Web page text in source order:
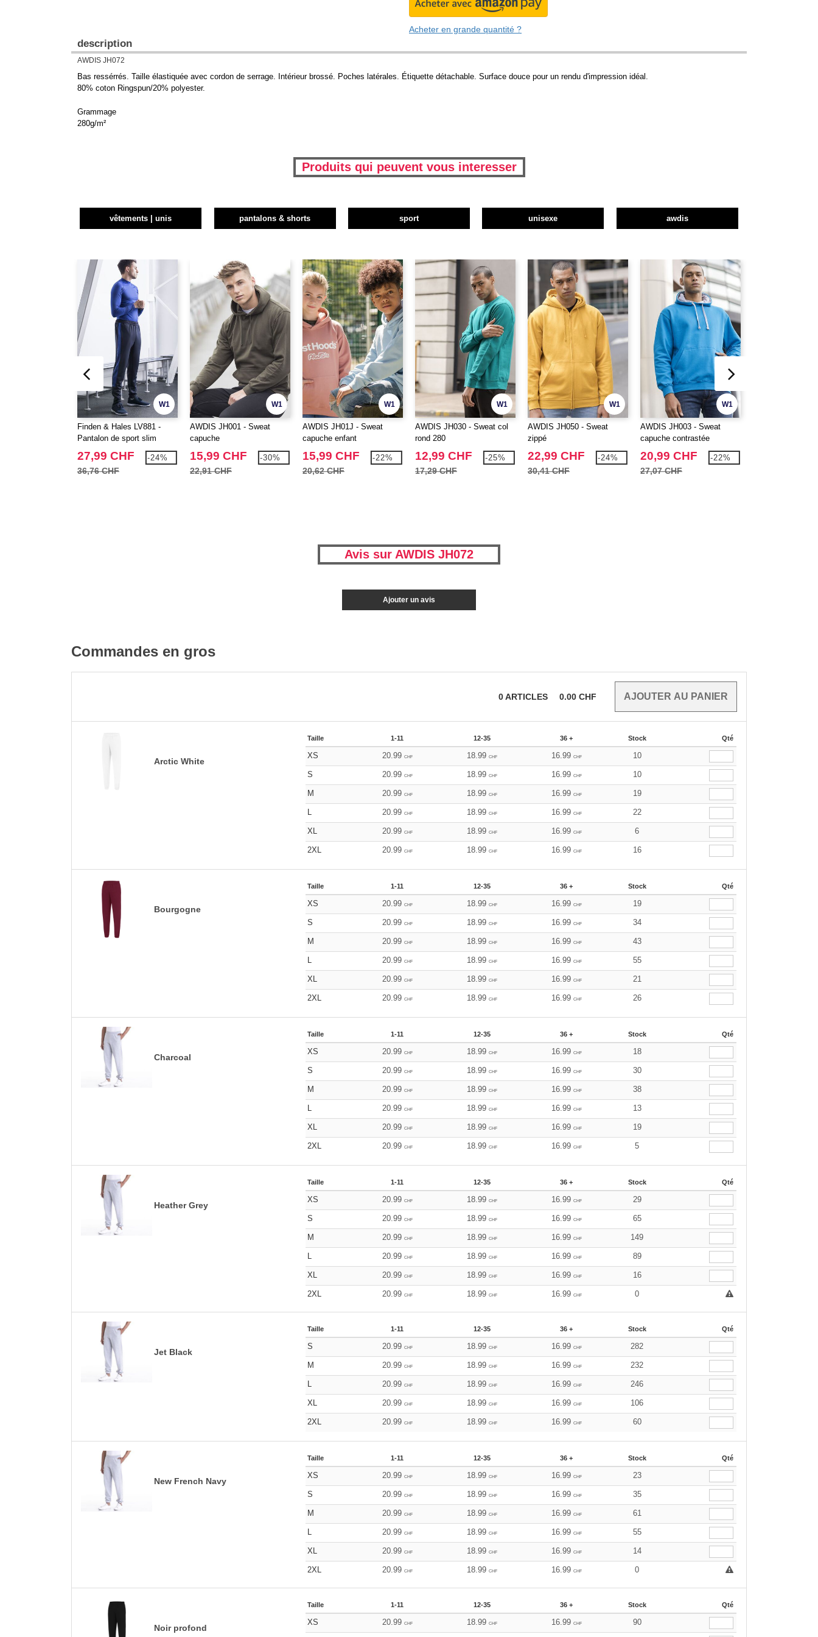
Acheter en grande quantité ?
description
AWDIS JH072
Bas ressérrés. Taille élastiquée avec cordon de serrage. Intérieur brossé. Poches latérales. Étiquette détachable. Surface douce pour un rendu d'impression idéal.
80% coton Ringspun/20% polyester.
Grammage
280g/m²
Produits qui peuvent vous interesser
vêtements | unis pantalons & shorts sport unisexe awdis
W1
Finden & Hales LV881 -
Pantalon de sport slim
27,99 CHF
36,76 CHF
-24%
W1
AWDIS JH001 - Sweat
capuche
15,99 CHF
22,91 CHF
-30%
W1
AWDIS JH01J - Sweat
capuche enfant
15,99 CHF
20,62 CHF
-22%
W1
AWDIS JH030 - Sweat col
rond 280
12,99 CHF
17,29 CHF
-25%
W1
AWDIS JH050 - Sweat
zippé
22,99 CHF
30,41 CHF
-24%
W1
AWDIS JH003 - Sweat
capuche contrastée
20,99 CHF
27,07 CHF
-22%
Avis sur AWDIS JH072
Ajouter un avis
Commandes en gros
0ARTICLES 0.00 CHF
Arctic White
Taille 1-11 12-35 36 + Stock Qté
XS 20.99 CHF 18.99 CHF 16.99 CHF 10
S 20.99 CHF 18.99 CHF 16.99 CHF 10
M 20.99 CHF 18.99 CHF 16.99 CHF 19
L 20.99 CHF 18.99 CHF 16.99 CHF 22
XL 20.99 CHF 18.99 CHF 16.99 CHF 6
2XL 20.99 CHF 18.99 CHF 16.99 CHF 16
Bourgogne
Taille 1-11 12-35 36 + Stock Qté
XS 20.99 CHF 18.99 CHF 16.99 CHF 19
S 20.99 CHF 18.99 CHF 16.99 CHF 34
M 20.99 CHF 18.99 CHF 16.99 CHF 43
L 20.99 CHF 18.99 CHF 16.99 CHF 55
XL 20.99 CHF 18.99 CHF 16.99 CHF 21
2XL 20.99 CHF 18.99 CHF 16.99 CHF 26
Charcoal
Taille 1-11 12-35 36 + Stock Qté
XS 20.99 CHF 18.99 CHF 16.99 CHF 18
S 20.99 CHF 18.99 CHF 16.99 CHF 30
M 20.99 CHF 18.99 CHF 16.99 CHF 38
L 20.99 CHF 18.99 CHF 16.99 CHF 13
XL 20.99 CHF 18.99 CHF 16.99 CHF 19
2XL 20.99 CHF 18.99 CHF 16.99 CHF 5
Heather Grey
Taille 1-11 12-35 36 + Stock Qté
XS 20.99 CHF 18.99 CHF 16.99 CHF 29
S 20.99 CHF 18.99 CHF 16.99 CHF 65
M 20.99 CHF 18.99 CHF 16.99 CHF 149
L 20.99 CHF 18.99 CHF 16.99 CHF 89
XL 20.99 CHF 18.99 CHF 16.99 CHF 16
2XL 20.99 CHF 18.99 CHF 16.99 CHF 0
Jet Black
Taille 1-11 12-35 36 + Stock Qté
S 20.99 CHF 18.99 CHF 16.99 CHF 282
M 20.99 CHF 18.99 CHF 16.99 CHF 232
L 20.99 CHF 18.99 CHF 16.99 CHF 246
XL 20.99 CHF 18.99 CHF 16.99 CHF 106
2XL 20.99 CHF 18.99 CHF 16.99 CHF 60
New French Navy
Taille 1-11 12-35 36 + Stock Qté
XS 20.99 CHF 18.99 CHF 16.99 CHF 23
S 20.99 CHF 18.99 CHF 16.99 CHF 35
M 20.99 CHF 18.99 CHF 16.99 CHF 61
L 20.99 CHF 18.99 CHF 16.99 CHF 55
XL 20.99 CHF 18.99 CHF 16.99 CHF 14
2XL 20.99 CHF 18.99 CHF 16.99 CHF 0
Noir profond
Taille 1-11 12-35 36 + Stock Qté
XS 20.99 CHF 18.99 CHF 16.99 CHF 90